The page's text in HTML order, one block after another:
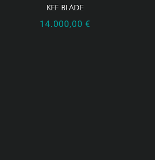
KEF BLADE
14.000,00 €